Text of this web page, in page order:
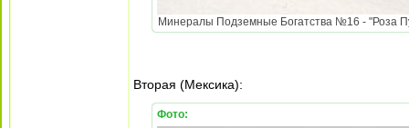
Минералы Подземные Богатства №16 - "Роза
Вторая (Мексика):
Фото: